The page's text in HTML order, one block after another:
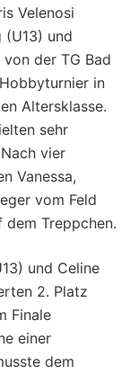
Velenosi
(U13) und
von der TG Bad
in
Altersklasse.
sehr
vier
Vanessa,
vom Feld
dem Treppchen.
und Celine
2. Platz
Finale
einer
dem